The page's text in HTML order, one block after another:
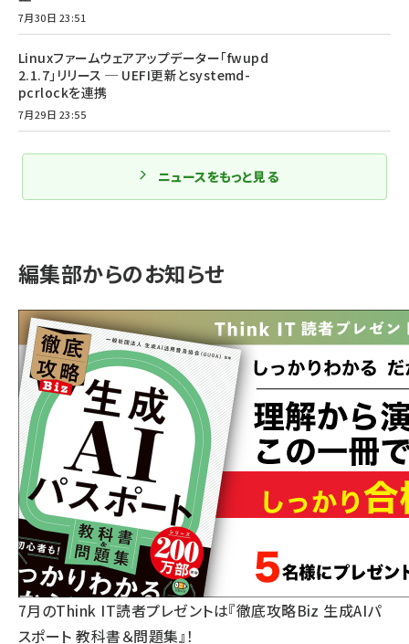
7月30日 23:51
Linuxファームウェアアップデーター「fwupd
2.1.7」リリース ─ UEFI更新とsystemd-
pcrlockを連携
7月29日 23:55
ニュースをもっと見る
編集部からのお知らせ
7月のThink IT読者プレゼントは『徹底攻略Biz 生成AIパ
スポート 教科書＆問題集』！